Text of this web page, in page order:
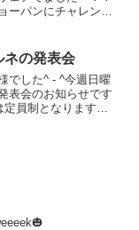
ーパンにチャレンジ
くて着やすくて好
ネの発表会
でした^ - ^今週日曜
表会のお知らせです
定員制となります。